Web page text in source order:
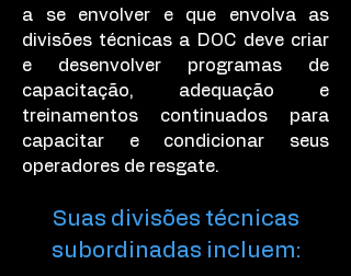
a se envolver e que envolva as
divisões técnicas a DOC deve criar
e desenvolver programas de
capacitação, adequação e
treinamentos continuados para
capacitar e condicionar seus
operadores de resgate.
Suas divisões técnicas
subordinadas incluem: